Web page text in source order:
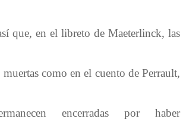
que, en el libreto de Maeterlinck, las
muertas como en el cuento de Perrault,
encerradas por haber